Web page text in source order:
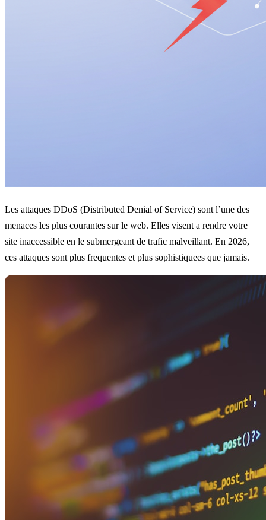
Les attaques DDoS (Distributed Denial of Service) sont l’une des
menaces les plus courantes sur le web. Elles visent a rendre votre
site inaccessible en le submergeant de trafic malveillant. En 2026,
ces attaques sont plus frequentes et plus sophistiquees que jamais.